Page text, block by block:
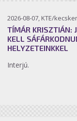
2026-08-07, KTE/
TÍMÁR KRISZTIÁN:
KELL
HELYZETEINKKEL
Interjú.